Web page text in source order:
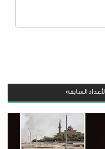
الأعداد السابقة